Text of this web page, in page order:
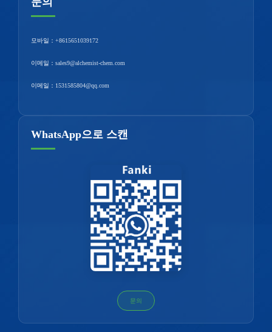
모바일： +8615651039172
이메일： sales9@alchemist-chem.com
이메일： 1531585804@qq.com
WhatsApp으로 스캔
문의